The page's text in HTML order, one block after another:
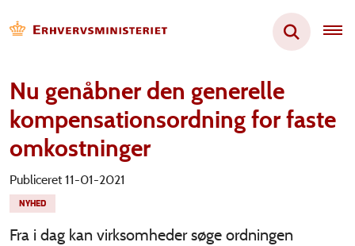
Nu genåbner den generelle
kompensationsordning for faste
omkostninger
Publiceret 11-01-2021
NYHED
Fra i dag kan virksomheder søge ordningen